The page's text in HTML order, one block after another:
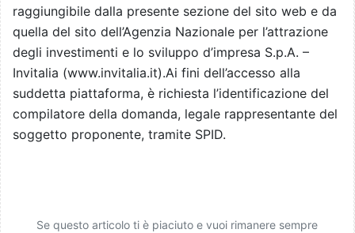
raggiungibile dalla presente sezione del sito web e da
quella del sito dell’Agenzia Nazionale per l’attrazione
degli investimenti e lo sviluppo d’impresa S.p.A. –
Invitalia (www.invitalia.it).Ai fini dell’accesso alla
suddetta piattaforma, è richiesta l’identificazione del
compilatore della domanda, legale rappresentante del
soggetto proponente, tramite SPID.
Se questo articolo ti è piaciuto e vuoi rimanere sempre